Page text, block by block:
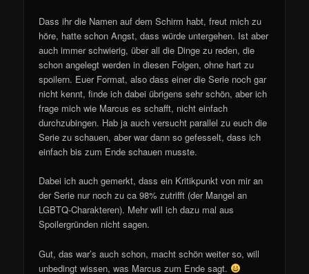
Dass ihr die Namen auf dem Schirm habt, freut mich zu
höre, hatte schon Angst, dass würde untergehen. Ist aber
auch immer schwierig, über all die Dinge zu reden, die
schon angelegt werden in diesen Folgen, ohne hart zu
spoilern. Euer Format, also dass einer die Serie noch gar
nicht kennt, finde ich dabei übrigens sehr schön, aber ich
frage mich wie Marcus es schafft, nicht einfach
durchzubingen. Hab ja auch versucht parallel zu euch die
Serie zu schauen, aber war dann so gefesselt, dass ich
einfach bis zum Ende schauen musste.
Dabei ich auch gemerkt, dass ein Kritikpunkt von mir an
der Serie nur noch zu ca 98% zutrifft (der Mangel an
LGBTQ-Charakteren). Mehr will ich dazu mal aus
Spoilergründen nicht sagen.
Gut, das war’s auch schon, macht schön weiter so, will
unbedingt wissen, was Marcus zum Ende sagt.